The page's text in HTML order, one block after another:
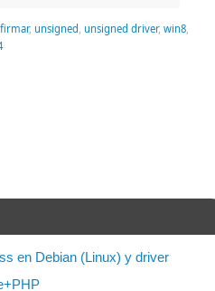
, unsigned unsigned driver, win8,
en Debian (Linux) y driver